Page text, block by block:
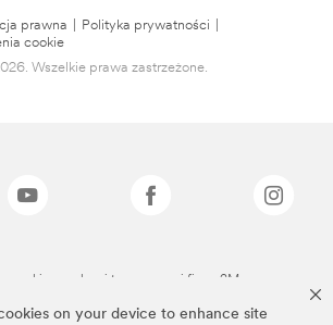
on your device to enhance site
prawna Polityka prywatności
cookie
Wszelkie prawa zastrzeżone.
marki są znakami towarowymi firmy 3M.